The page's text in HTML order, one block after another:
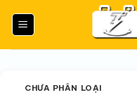
qua
CHƯA PHÂN LOẠI